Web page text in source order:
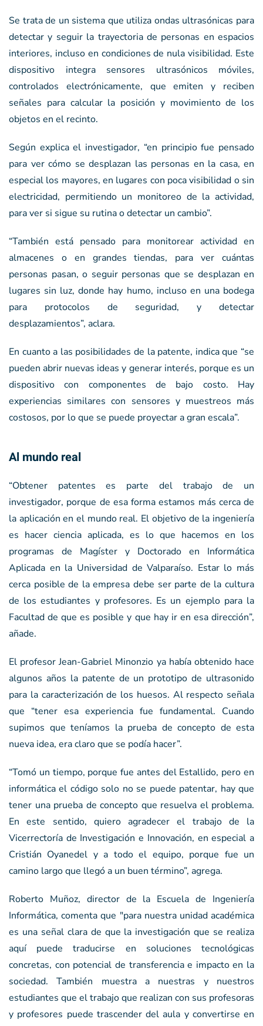
Se trata de un sistema que utiliza ondas ultrasónicas para
detectar y seguir la trayectoria de personas en espacios
interiores, incluso en condiciones de nula visibilidad. Este
dispositivo integra sensores ultrasónicos móviles,
controlados electrónicamente, que emiten y reciben
señales para calcular la posición y movimiento de los
objetos en el recinto.
Según explica el investigador, “en principio fue pensado
para ver cómo se desplazan las personas en la casa, en
especial los mayores, en lugares con poca visibilidad o sin
electricidad, permitiendo un monitoreo de la actividad,
para ver si sigue su rutina o detectar un cambio”.
“También está pensado para monitorear actividad en
almacenes o en grandes tiendas, para ver cuántas
personas pasan, o seguir personas que se desplazan en
lugares sin luz, donde hay humo, incluso en una bodega
para protocolos de seguridad, y detectar
desplazamientos”, aclara.
En cuanto a las posibilidades de la patente, indica que “se
pueden abrir nuevas ideas y generar interés, porque es un
dispositivo con componentes de bajo costo. Hay
experiencias similares con sensores y muestreos más
costosos, por lo que se puede proyectar a gran escala”.
Al mundo real
“Obtener patentes es parte del trabajo de un
investigador, porque de esa forma estamos más cerca de
la aplicación en el mundo real. El objetivo de la ingeniería
es hacer ciencia aplicada, es lo que hacemos en los
programas de Magíster y Doctorado en Informática
Aplicada en la Universidad de Valparaíso. Estar lo más
cerca posible de la empresa debe ser parte de la cultura
de los estudiantes y profesores. Es un ejemplo para la
Facultad de que es posible y que hay ir en esa dirección”,
añade.
El profesor Jean-Gabriel Minonzio ya había obtenido hace
algunos años la patente de un prototipo de ultrasonido
para la caracterización de los huesos. Al respecto señala
que “tener esa experiencia fue fundamental. Cuando
supimos que teníamos la prueba de concepto de esta
nueva idea, era claro que se podía hacer”.
“Tomó un tiempo, porque fue antes del Estallido, pero en
informática el código solo no se puede patentar, hay que
tener una prueba de concepto que resuelva el problema.
En este sentido, quiero agradecer el trabajo de la
Vicerrectoría de Investigación e Innovación, en especial a
Cristián Oyanedel y a todo el equipo, porque fue un
camino largo que llegó a un buen término”, agrega.
Roberto Muñoz, director de la Escuela de Ingeniería
Informática, comenta que "para nuestra unidad académica
es una señal clara de que la investigación que se realiza
aquí puede traducirse en soluciones tecnológicas
concretas, con potencial de transferencia e impacto en la
sociedad. También muestra a nuestras y nuestros
estudiantes que el trabajo que realizan con sus profesoras
y profesores puede trascender del aula y convertirse en